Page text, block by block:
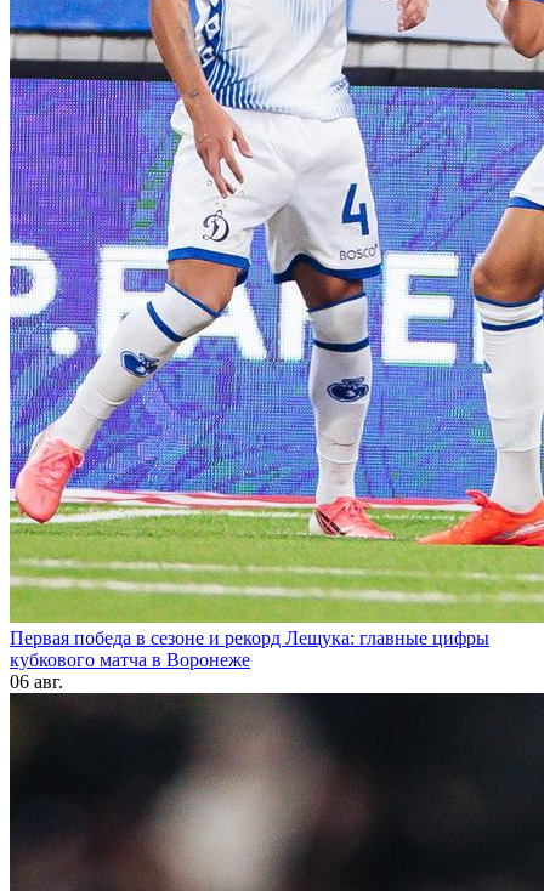
Первая победа в сезоне и рекорд Лещука: главные цифры
кубкового матча в Воронеже
06 авг.